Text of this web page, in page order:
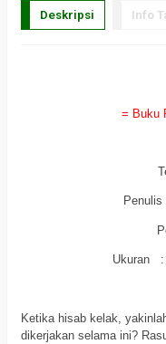
Deskripsi Info
= Buku
Ukuran :
Ketika hisab kelak,
dikerjakan selama ini?